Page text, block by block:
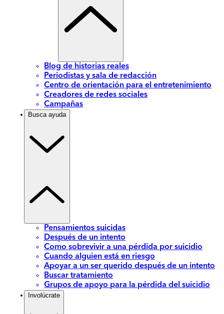
Blog de historias reales
Periodistas y sala de redacción
Centro de orientación para el entretenimiento
Creadores de redes sociales
Campañas
Busca ayuda
Pensamientos suicidas
Después de un intento
Como sobrevivir a una pérdida por suicidio
Cuando alguien está en riesgo
Apoyar a un ser querido después de un intento
Buscar tratamiento
Grupos de apoyo para la pérdida del suicidio
Involúcrate